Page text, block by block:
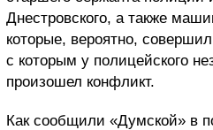
Днестровского, а также
которые, вероятно,
с которым у полицейского
произошел конфликт.
Как сообщили «Думской» в